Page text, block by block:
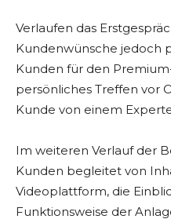
Verlaufen das
Kundenwünsche jedoch
Kunden für den
persönliches Treffen vor
Kunde von einem
Im weiteren Verlauf der
Kunden begleitet von
Videoplattform, die
Funktionsweise der